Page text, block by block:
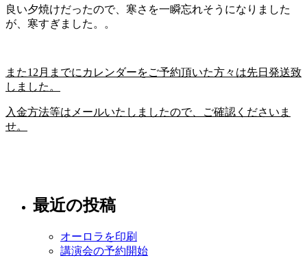
良い夕焼けだったので、寒さを一瞬忘れそうになりました
が、寒すぎました。。
また12月までにカレンダーをご予約頂いた方々は先日発送致
しました。
入金方法等はメールいたしましたので、ご確認くださいま
せ。
最近の投稿
オーロラを印刷
講演会の予約開始